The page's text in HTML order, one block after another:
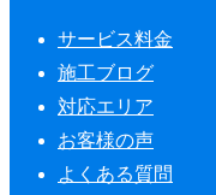
サービス料金
施工ブログ
対応エリア
お客様の声
よくある質問